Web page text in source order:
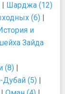
| Шарджа (12)
(6) |
и
Зайда
(8) |
Дубай (5) |